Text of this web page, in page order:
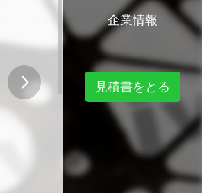
button
企業情報
見積書をとる